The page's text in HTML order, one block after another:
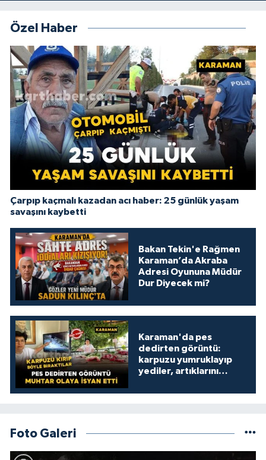
Özel Haber
Çarpıp kaçmalı kazadan acı haber: 25 günlük yaşam
savaşını kaybetti
Bakan Tekin'e Rağmen
Karaman’da Akraba
Adresi Oyununa Müdür
Dur Diyecek mi?
Karaman'da pes
dedirten görüntü:
karpuzu yumruklayıp
yediler, artıklarını
Foto Galeri